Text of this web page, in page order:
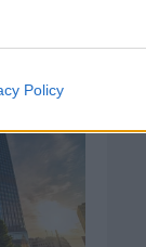
Policy